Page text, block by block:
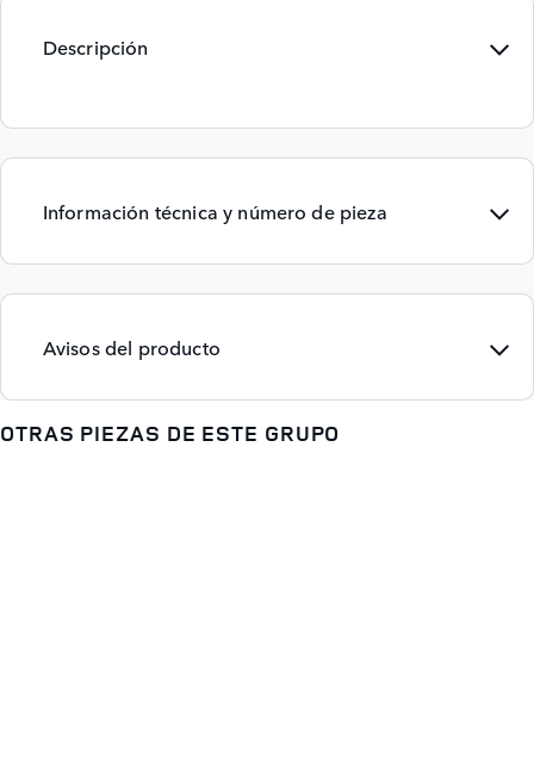
Descripción
Información técnica y número de pieza
Avisos del producto
OTRAS PIEZAS DE ESTE GRUPO